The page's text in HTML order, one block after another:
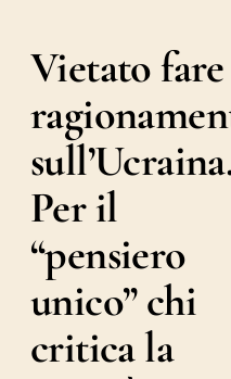
Vietato fare
Per il
“pensiero
unico” chi
critica la